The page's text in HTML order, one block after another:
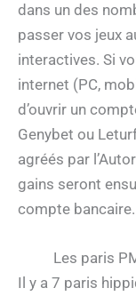
dans un des
passer vos jeux
interactives. Si
internet (PC,
d’ouvrir un
Genybet ou
agréés par
gains seront
compte bancaire.
Les paris
Il y a 7 paris